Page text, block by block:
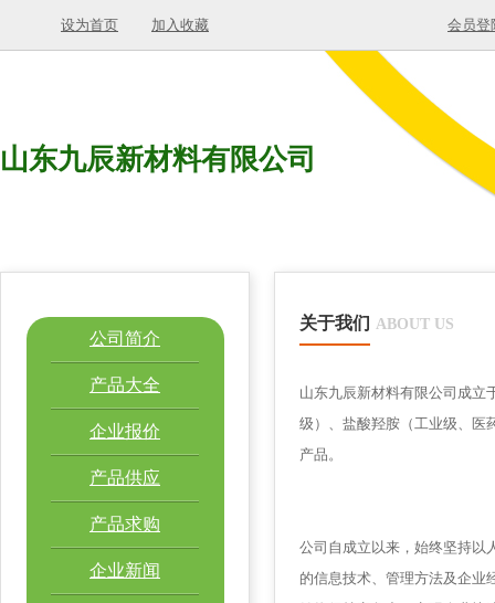
设为首页 加入收藏 会员登
山东九辰新材料有限公司
公司简介
产品大全
企业报价
产品供应
产品求购
企业新闻
关于我们 ABOUT US
山东九辰新材料有限公司成立
级）、盐酸羟胺（工业级、医
产品。
公司自成立以来，始终坚持以
的信息技术、管理方法及企业